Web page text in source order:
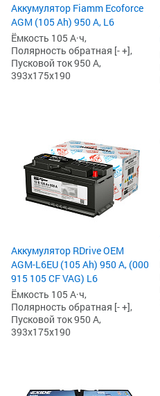
Аккумулятор Fiamm Ecoforce
AGM (105 Ah) 950 А, L6
Ёмкость 105 А·ч,
Полярность обратная [- +],
Пусковой ток 950 А,
393x175x190
Аккумулятор RDrive OEM
AGM-L6EU (105 Ah) 950 А, (000
915 105 CF VAG) L6
Ёмкость 105 А·ч,
Полярность обратная [- +],
Пусковой ток 950 А,
393x175x190